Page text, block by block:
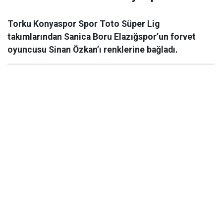
Torku Konyaspor Spor Toto Süper Lig
takımlarından Sanica Boru Elazığspor’un forvet
oyuncusu Sinan Özkan’ı renklerine bağladı.